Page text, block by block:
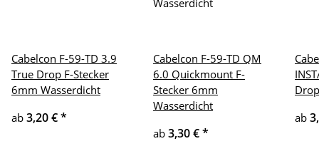
Cabelcon F-59-TD 3.9
True Drop F-Stecker
6mm Wasserdicht
ab 3,20 €*
Cabelcon F-59-TD QM
6.0 Quickmount F-
Stecker 6mm
Wasserdicht
ab 3,30 €*
ab